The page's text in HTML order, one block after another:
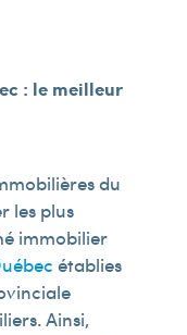
: le meilleur
du
les plus
immobilier
établies
Ainsi,